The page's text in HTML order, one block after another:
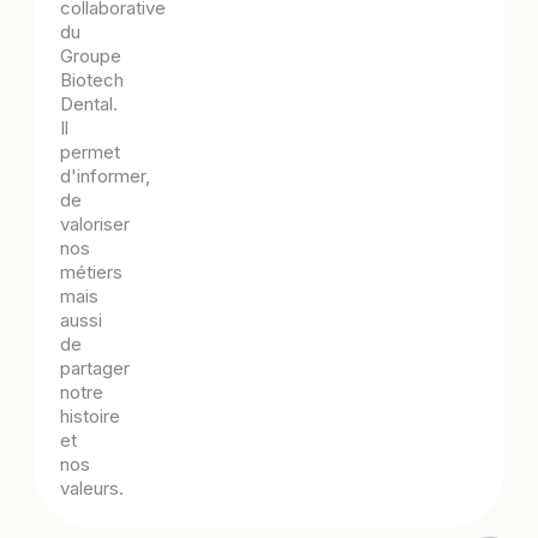
collaborative
du
Groupe
Biotech
Dental.
Il
permet
d'informer,
de
valoriser
nos
métiers
mais
aussi
de
partager
notre
histoire
et
nos
valeurs.